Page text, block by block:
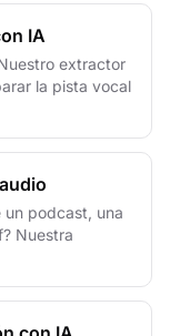
IA
extractor
la pista vocal
un podcast, una
Nuestra